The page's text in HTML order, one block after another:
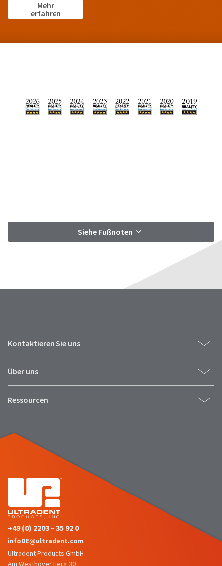
Mehr
erfahren
Siehe Fußnoten
Kontaktieren Sie uns
Über uns
Ressourcen
+49 (0) 2203 – 35 92 0
infoDE@ultradent.com
Ultradent Products GmbH
Am Westhover Berg 30